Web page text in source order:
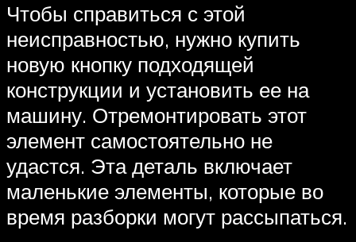
Чтобы справиться с этой
неисправностью, нужно купить
новую кнопку подходящей
конструкции и установить ее на
машину. Отремонтировать этот
элемент самостоятельно не
удастся. Эта деталь включает
маленькие элементы, которые во
время разборки могут рассыпаться.